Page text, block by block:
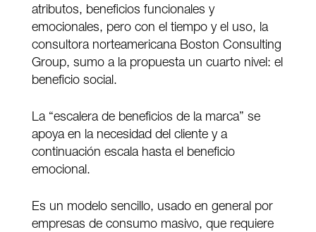
atributos, beneficios funcionales y
emocionales, pero con el tiempo y el uso, la
consultora norteamericana Boston Consulting
Group, sumo a la propuesta un cuarto nivel: el
beneficio social.
La “escalera de beneficios de la marca” se
apoya en la necesidad del cliente y a
continuación escala hasta el beneficio
emocional.
Es un modelo sencillo, usado en general por
empresas de consumo masivo, que requiere